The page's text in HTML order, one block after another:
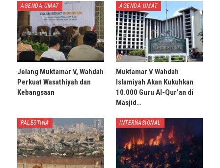
AGENDA UMAT
Jelang Muktamar V, Wahdah
Perkuat Wasathiyah dan
Kebangsaan
AGENDA UMAT
Muktamar V Wahdah
Islamiyah Akan Kukuhkan
10.000 Guru Al-Qur’an di
Masjid…
PALESTINA INTERNASIONAL